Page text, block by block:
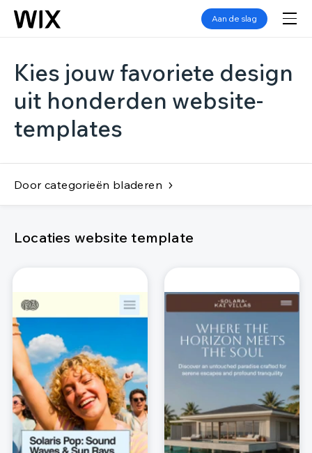
Aan de slag
Kies jouw favoriete design
uit honderden website-
templates
Door categorieën bladeren
Locaties website template